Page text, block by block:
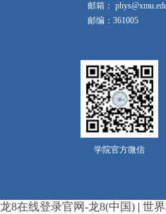
邮箱：
邮编：361005
学院官方微信
龙8在线登录官网-龙8(中国) | 世